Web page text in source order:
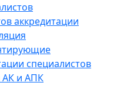
аккредитации
специалистов
АК и АПК